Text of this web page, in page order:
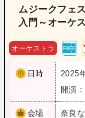
ムジークフェ
入門～オーケ
オーケストラ
日時
2025
開演
会場 奈良